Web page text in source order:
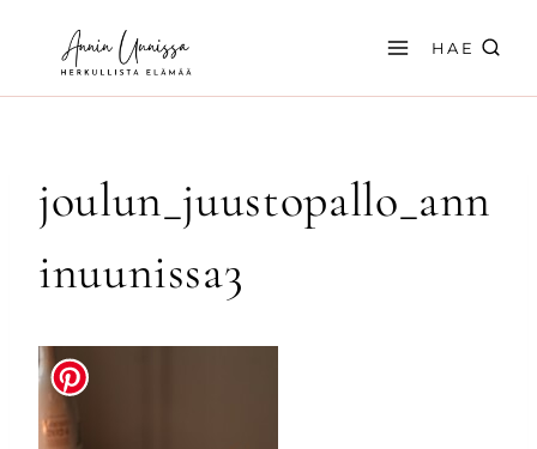
sisältöön
HAE
joulun_juustopallo_ann
inuunissa3